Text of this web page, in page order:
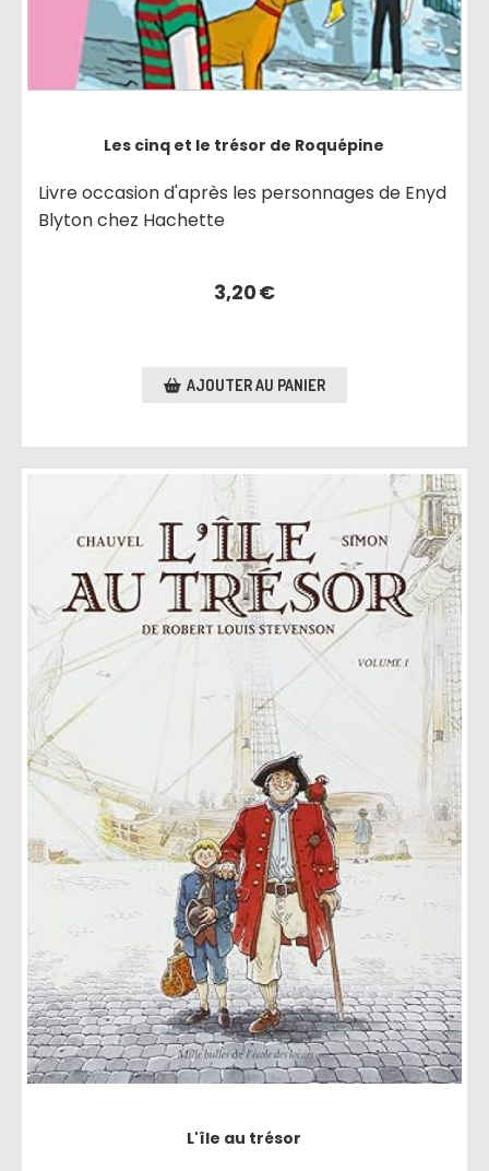
Les cinq et le trésor de Roquépine
Livre occasion d'après les personnages de Enyd
Blyton chez Hachette
3,20€
AJOUTER AU PANIER
L'île au trésor